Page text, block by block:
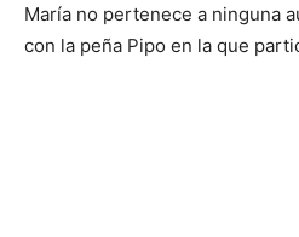
María no pertenece a ninguna
con la peña Pipo en la que